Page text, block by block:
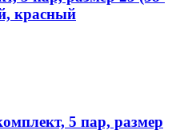
красный
5 пар, размер